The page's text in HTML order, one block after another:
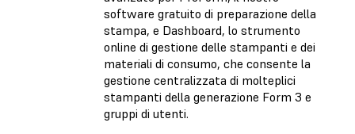
software gratuito di preparazione della
stampa, e Dashboard, lo strumento
online di gestione delle stampanti e dei
materiali di consumo, che consente la
gestione centralizzata di molteplici
stampanti della generazione Form 3 e
gruppi di utenti.